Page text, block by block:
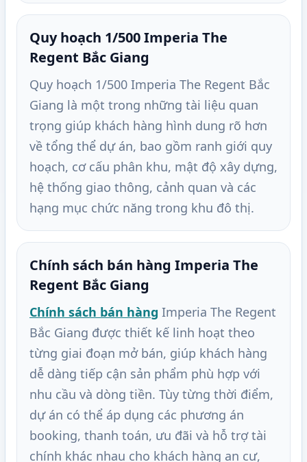
Quy hoạch 1/500 Imperia The
Regent Bắc Giang
Quy hoạch 1/500 Imperia The Regent Bắc
Giang là một trong những tài liệu quan
trọng giúp khách hàng hình dung rõ hơn
về tổng thể dự án, bao gồm ranh giới quy
hoạch, cơ cấu phân khu, mật độ xây dựng,
hệ thống giao thông, cảnh quan và các
hạng mục chức năng trong khu đô thị.
Chính sách bán hàng Imperia The
Regent Bắc Giang
Chính sách bán hàng Imperia The Regent
Bắc Giang được thiết kế linh hoạt theo
từng giai đoạn mở bán, giúp khách hàng
dễ dàng tiếp cận sản phẩm phù hợp với
nhu cầu và dòng tiền. Tùy từng thời điểm,
dự án có thể áp dụng các phương án
booking, thanh toán, ưu đãi và hỗ trợ tài
chính khác nhau cho khách hàng an cư,